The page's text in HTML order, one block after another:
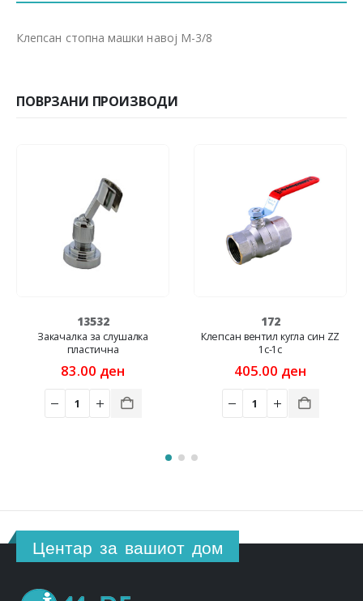
Клепсан стопна машки навој M-3/8
ПОВРЗАНИ ПРОИЗВОДИ
ден.
13532
Закачалка за слушалка
пластична
83.00 ден
172
Клепсан вентил кугла син ZZ
1c-1c
405.00 ден
Центар за вашиот дом